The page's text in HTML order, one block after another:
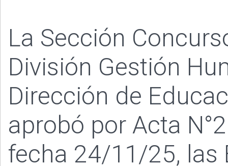
La Sección
División Gestión
Dirección de
aprobó por Acta
fecha 24/11/25, las